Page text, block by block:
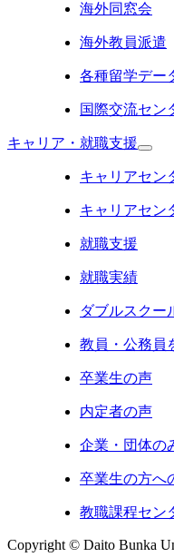
海外同窓会
海外教員派遣
各種留学デー
国際交流セン
キャリア・就職支援
キャリアセン
キャリアセン
就職支援
就職実績
ダブルスクー
教員・公務員
卒業生の声
内定者の声
企業・団体の
卒業生の方へ
教職課程セン
Copyright © Daito Bunka